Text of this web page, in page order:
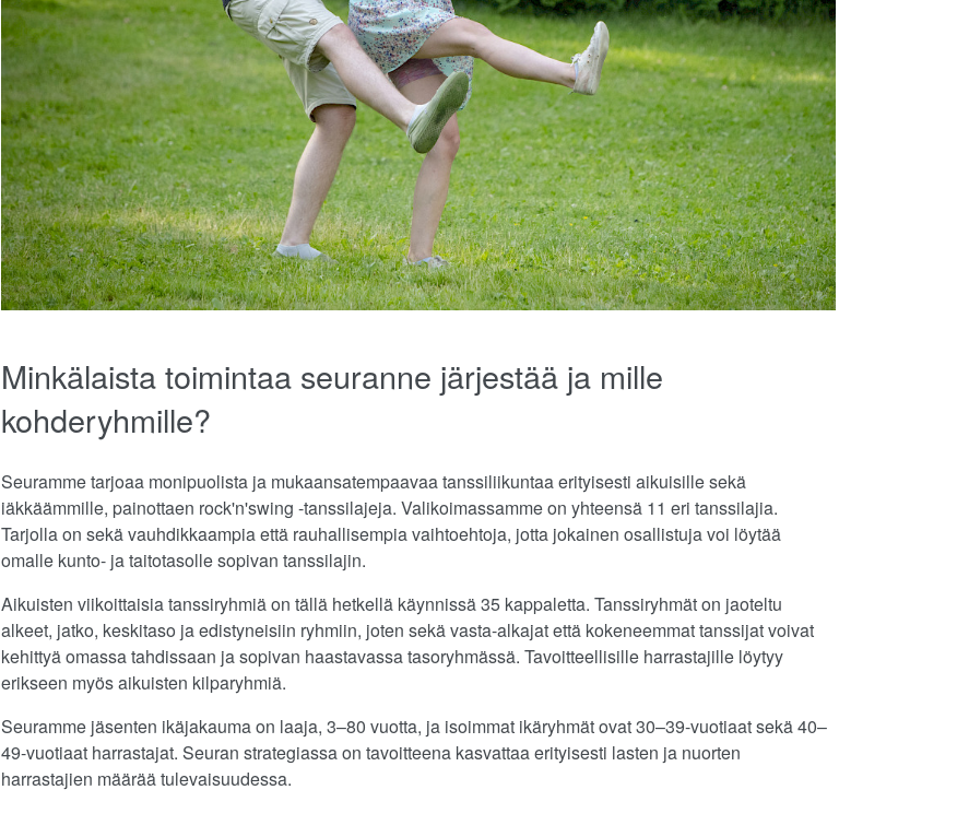
Minkälaista toimintaa seuranne järjestää ja mille
kohderyhmille?
Seuramme tarjoaa monipuolista ja mukaansatempaavaa tanssiliikuntaa erityisesti aikuisille sekä
iäkkäämmille, painottaen rock'n'swing -tanssilajeja. Valikoimassamme on yhteensä 11 eri tanssilajia.
Tarjolla on sekä vauhdikkaampia että rauhallisempia vaihtoehtoja, jotta jokainen osallistuja voi löytää
omalle kunto- ja taitotasolle sopivan tanssilajin.
Aikuisten viikoittaisia tanssiryhmiä on tällä hetkellä käynnissä 35 kappaletta. Tanssiryhmät on jaoteltu
alkeet, jatko, keskitaso ja edistyneisiin ryhmiin, joten sekä vasta-alkajat että kokeneemmat tanssijat voivat
kehittyä omassa tahdissaan ja sopivan haastavassa tasoryhmässä. Tavoitteellisille harrastajille löytyy
erikseen myös aikuisten kilparyhmiä.
Seuramme jäsenten ikäjakauma on laaja, 3–80 vuotta, ja isoimmat ikäryhmät ovat 30–39-vuotiaat sekä 40–
49-vuotiaat harrastajat. Seuran strategiassa on tavoitteena kasvattaa erityisesti lasten ja nuorten
harrastajien määrää tulevaisuudessa.